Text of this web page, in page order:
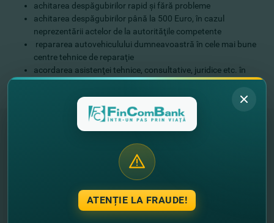
achitarea despăgubirilor rapid şi fără probleme
achitarea despăgubirilor până la 500 Euro, în cazul
neprezentării actelor de la autorităţile competente
repararea autovehiculului dumneavoastră în cele mai bune
centre tehnice de reparaţie
acordarea asistenţei tehnice, consultative, juridice etc. în
orice ţară din Europa sau CSI prin intermediul companiei
internaţionale de asistenţă AVUS International.
"FinComBank" S.A. este membră a
Schemei de Garantare a Depozitelor
din Republica Moldova
FinComPay Mobile
ATENȚIE LA FRAUDE!